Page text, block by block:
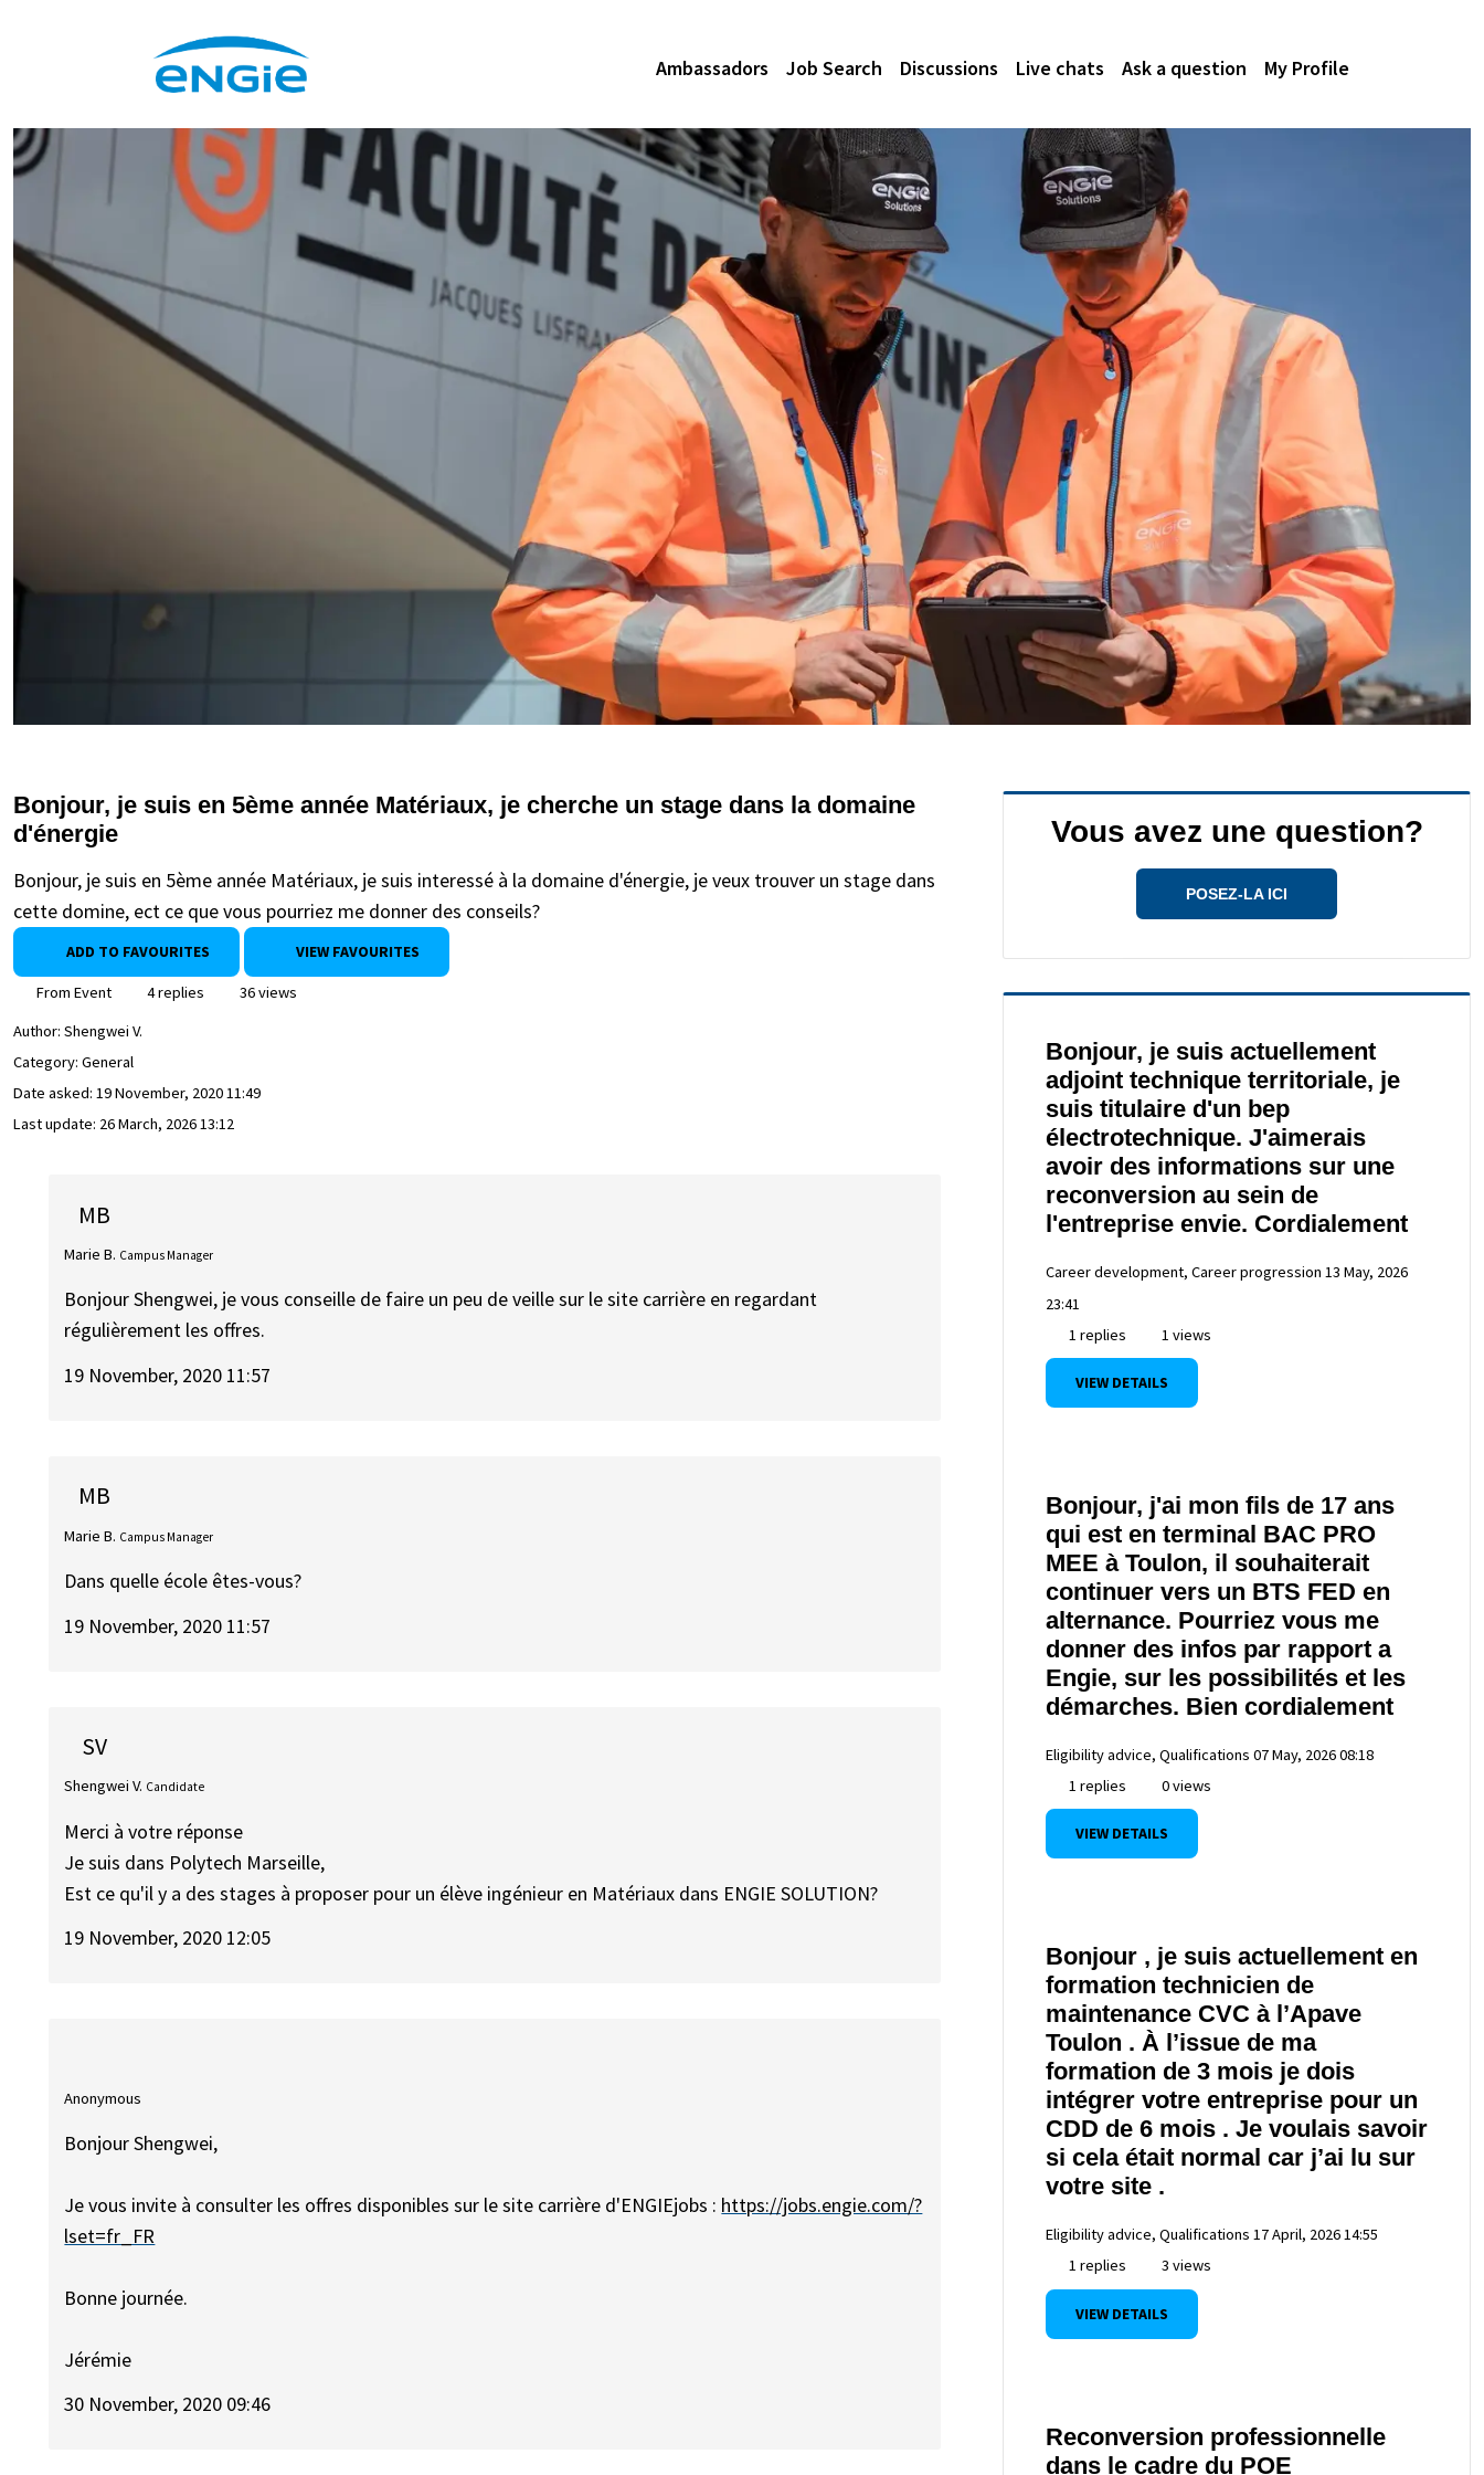
Ambassadors Job Search Discussions Live chats Ask a question My Profile
Bonjour, je suis en 5ème année Matériaux, je cherche un stage dans la domaine
d'énergie
Bonjour, je suis en 5ème année Matériaux, je suis interessé à la domaine d'énergie, je veux trouver un stage dans
cette domine, ect ce que vous pourriez me donner des conseils?
ADD TO FAVOURITES VIEW FAVOURITES
From Event 4 replies
36 views
Author: Shengwei V.
Category: General
Date asked: 19 November, 2020 11:49
Last update: 26 March, 2026 13:12
MB
Marie B. Campus Manager
Bonjour Shengwei, je vous conseille de faire un peu de veille sur le site carrière en regardant
régulièrement les offres.
19 November, 2020 11:57
MB
Marie B. Campus Manager
Dans quelle école êtes-vous?
19 November, 2020 11:57
SV
Shengwei V. Candidate
Merci à votre réponse
Je suis dans Polytech Marseille,
Est ce qu'il y a des stages à proposer pour un élève ingénieur en Matériaux dans ENGIE SOLUTION?
19 November, 2020 12:05
Anonymous
Bonjour Shengwei,
Je vous invite à consulter les offres disponibles sur le site carrière d'ENGIEjobs : https://jobs.engie.com/?
lset=fr_FR
Bonne journée.
Jérémie
30 November, 2020 09:46
Vous avez une question?
POSEZ-LA ICI
Bonjour, je suis actuellement
adjoint technique territoriale, je
suis titulaire d'un bep
électrotechnique. J'aimerais
avoir des informations sur une
reconversion au sein de
l'entreprise envie. Cordialement
Career development, Career progression 13 May, 2026
23:41
1 replies
1 views
VIEW DETAILS
Bonjour, j'ai mon fils de 17 ans
qui est en terminal BAC PRO
MEE à Toulon, il souhaiterait
continuer vers un BTS FED en
alternance. Pourriez vous me
donner des infos par rapport a
Engie, sur les possibilités et les
démarches. Bien cordialement
Eligibility advice, Qualifications 07 May, 2026 08:18
1 replies
0 views
VIEW DETAILS
Bonjour , je suis actuellement en
formation technicien de
maintenance CVC à l’Apave
Toulon . À l’issue de ma
formation de 3 mois je dois
intégrer votre entreprise pour un
CDD de 6 mois . Je voulais savoir
si cela était normal car j’ai lu sur
votre site .
Eligibility advice, Qualifications 17 April, 2026 14:55
1 replies
3 views
VIEW DETAILS
Reconversion professionnelle
dans le cadre du POE